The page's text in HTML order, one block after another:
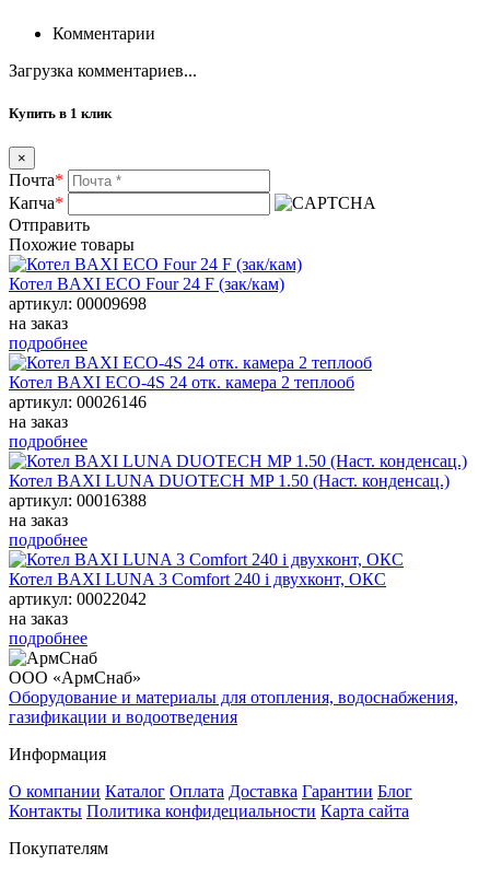
Комментарии
Загрузка комментариев...
Купить в 1 клик
×
Почта*
Капча*
Отправить
Похожие товары
Котел BAXI ECO Four 24 F (зак/кам)
артикул: 00009698
на заказ
подробнее
Котел BAXI ECO-4S 24 отк. камера 2 теплооб
артикул: 00026146
на заказ
подробнее
Котел BAXI LUNA DUOTECH MP 1.50 (Наст. конденсац.)
артикул: 00016388
на заказ
подробнее
Котел BAXI LUNA 3 Comfort 240 i двухконт, ОКС
артикул: 00022042
на заказ
подробнее
ООО «АрмСнаб»
Оборудование и материалы для отопления, водоснабжения,
газификации и водоотведения
Информация
О компании Каталог Оплата Доставка Гарантии Блог
Контакты Политика конфидециальности Карта сайта
Покупателям